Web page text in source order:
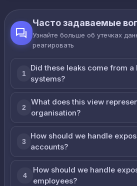
Часто задаваемые
Узнайте больше об утечках
реагировать
1
Did these leaks come from
systems?
2
What does this view
organisation?
3
How should we handle
accounts?
4
How should we handle
employees?